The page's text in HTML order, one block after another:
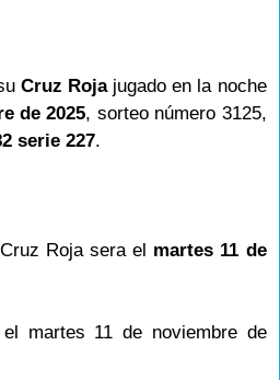
Cruz Rojajugado en la noche
de 2025, sorteo número 3125,
serie 227.
Roja sera el martes 11 de
martes 11 de noviembre de